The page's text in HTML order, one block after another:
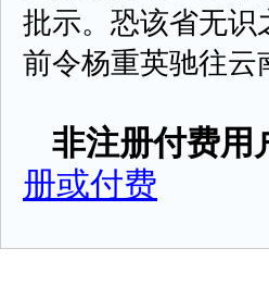
批示。恐该省无识
前令杨重英驰往云
非注册付费用
册或付费